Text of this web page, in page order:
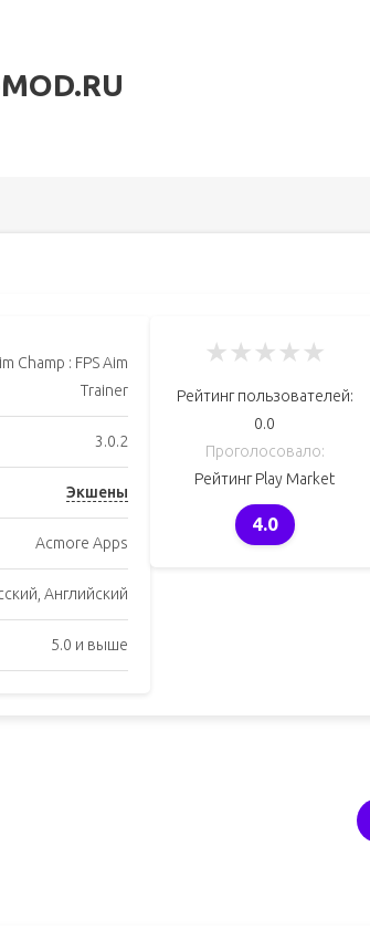
Champ : FPS Aim
Trainer
3.0.2
Экшены
Acmore Apps
Английский
5.0 и выше
★★★★★
Рейтинг пользователей:
0.0
Проголосовало:
Рейтинг Play Market
4.0